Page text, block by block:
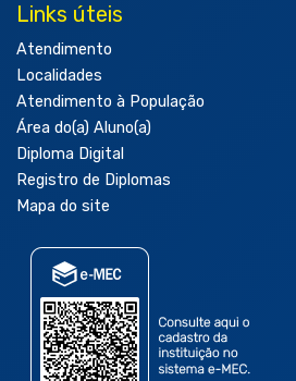
Links úteis
Atendimento
Localidades
Atendimento à População
Área do(a) Aluno(a)
Diploma Digital
Registro de Diplomas
Mapa do site